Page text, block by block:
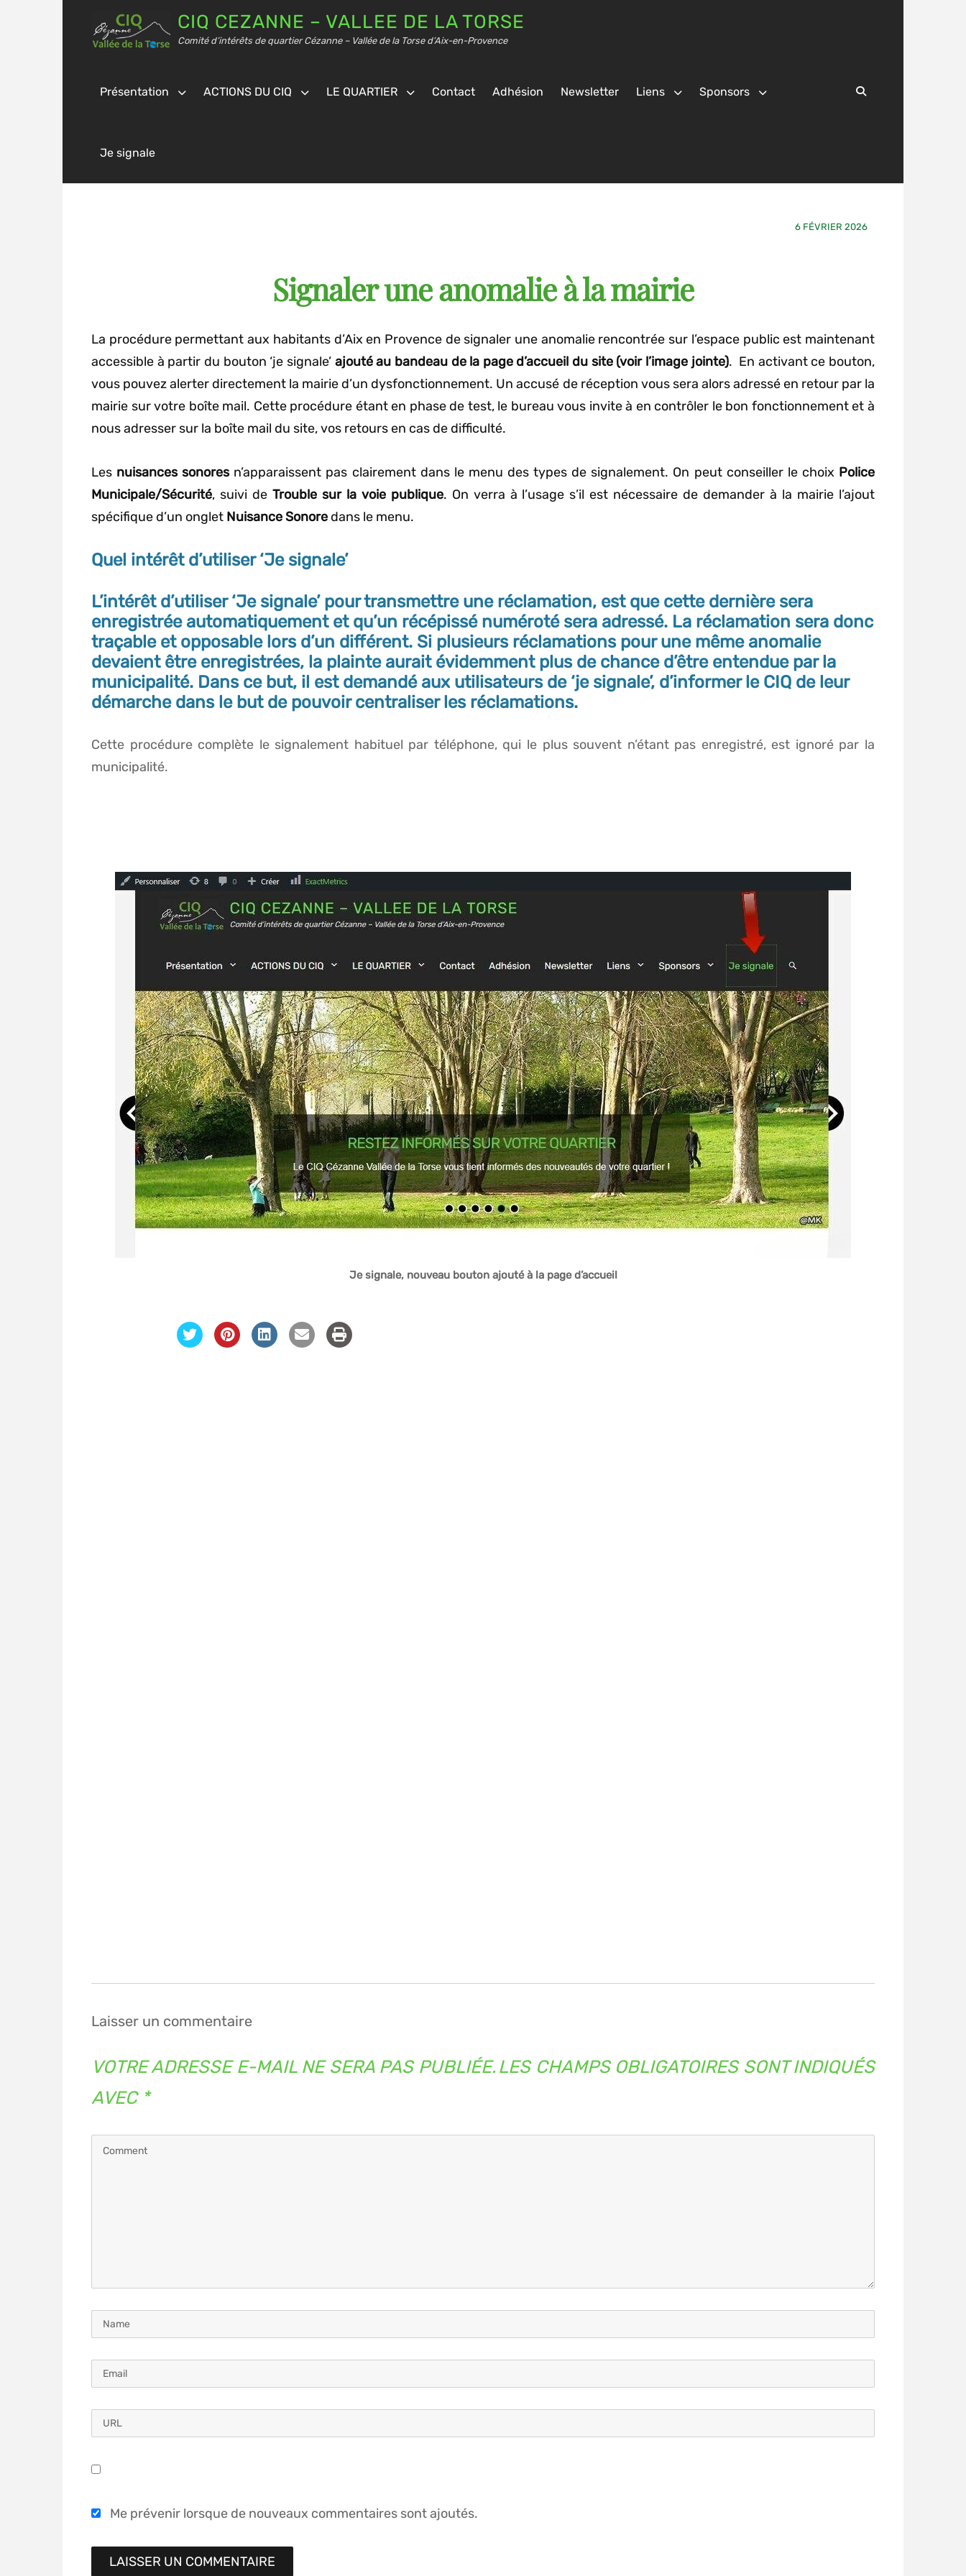
CIQ CEZANNE – VALLEE DE LA TORSE
Comité d’intérêts de quartier Cézanne – Vallée de la Torse d’Aix-en-Provence
Présentation ACTIONS DU CIQ LE QUARTIER Contact Adhésion Newsletter Liens Sponsors
Je signale
6 FÉVRIER 2026
Signaler une anomalie à la mairie
La procédure permettant aux habitants d’Aix en Provence de signaler une anomalie rencontrée sur l’espace public est maintenant
accessible à partir du bouton ‘je signale’ ajouté au bandeau de la page d’accueil du site (voir l’image jointe). En activant ce bouton,
vous pouvez alerter directement la mairie d’un dysfonctionnement. Un accusé de réception vous sera alors adressé en retour par la
mairie sur votre boîte mail. Cette procédure étant en phase de test, le bureau vous invite à en contrôler le bon fonctionnement et à
nous adresser sur la boîte mail du site, vos retours en cas de difficulté.
Les nuisances sonoresn’apparaissent pas clairement dans le menu des types de signalement. On peut conseiller le choix Police
Municipale/Sécurité, suivi de Trouble sur la voie publique. On verra à l’usage s’il est nécessaire de demander à la mairie l’ajout
spécifique d’un onglet Nuisance Sonore dans le menu.
Quel intérêt d’utiliser ‘Je signale’
L’intérêt d’utiliser ‘Je signale’ pour transmettre une réclamation, est que cette dernière sera
enregistrée automatiquement et qu’un récépissé numéroté sera adressé. La réclamation sera donc
traçable et opposable lors d’un différent. Si plusieurs réclamations pour une même anomalie
devaient être enregistrées, la plainte aurait évidemment plus de chance d’être entendue par la
municipalité. Dans ce but, il est demandé aux utilisateurs de ‘je signale’, d’informer le CIQ de leur
démarche dans le but de pouvoir centraliser les réclamations.
Cette procédure complète le signalement habituel par téléphone, qui le plus souvent n’étant pas enregistré, est ignoré par la
municipalité.
Je signale, nouveau bouton ajouté à la page d’accueil
Laisser un commentaire
VOTRE ADRESSE E-MAIL NE SERA PAS PUBLIÉE.LES CHAMPS OBLIGATOIRES SONT INDIQUÉS
AVEC *
Me prévenir lorsque de nouveaux commentaires sont ajoutés.